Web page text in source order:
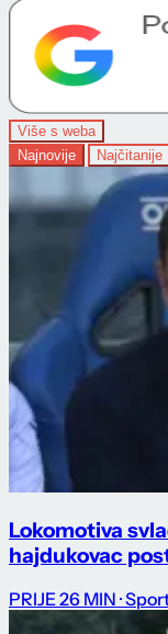
Više s weba
Najnovije
Najčitanije
Lokomotiva
hajdukovac
PRIJE 26 MIN ·